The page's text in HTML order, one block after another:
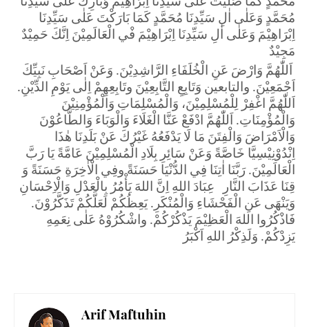
مَجِيْدٌ
يَزِدْكُمْ. وَلَذِكْرُ اللهِ اَكْبَرُ
Arif Maftuhin